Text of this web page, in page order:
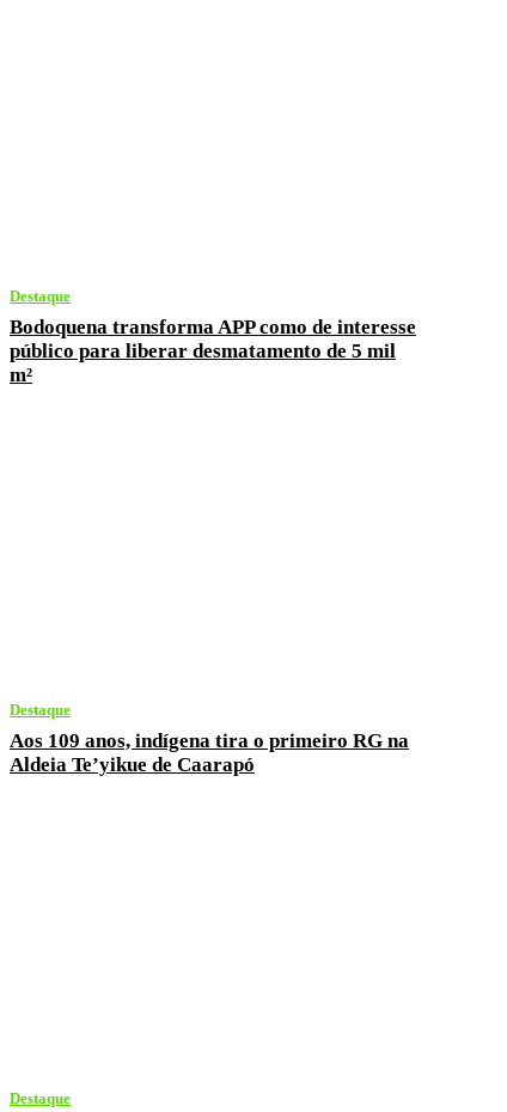
Destaque
Bodoquena transforma APP como de interesse
público para liberar desmatamento de 5 mil
m²
Destaque
Aos 109 anos, indígena tira o primeiro RG na
Aldeia Te’yikue de Caarapó
Destaque